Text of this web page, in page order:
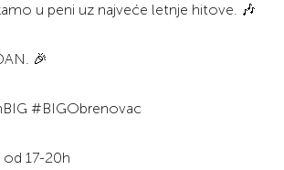
u peni uz najveće letnje hitove. 🎶
🎉
#BIGObrenovac
17-20h